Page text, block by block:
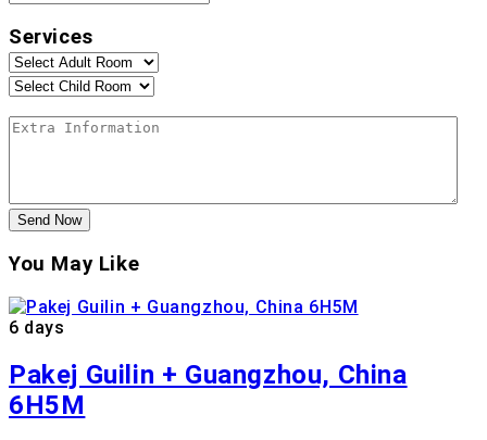
Services
Send Now
You May Like
6 days
Pakej Guilin + Guangzhou, China
6H5M